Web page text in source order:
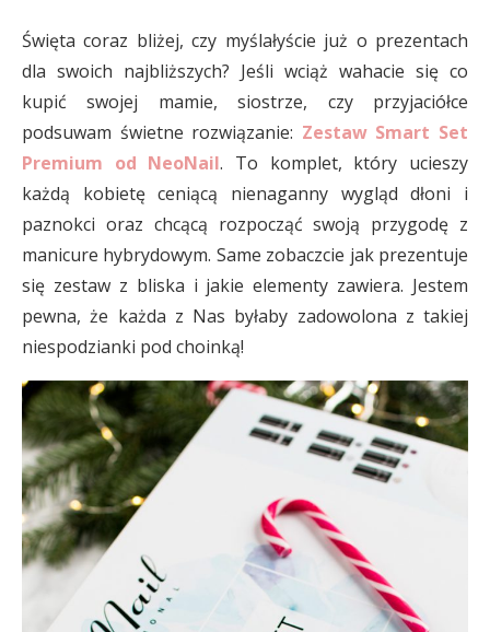
Święta coraz bliżej, czy myślałyście już o prezentach
dla swoich najbliższych? Jeśli wciąż wahacie się co
kupić swojej mamie, siostrze, czy przyjaciółce
podsuwam świetne rozwiązanie: Zestaw Smart Set
Premium od NeoNail. To komplet, który ucieszy
każdą kobietę ceniącą nienaganny wygląd dłoni i
paznokci oraz chcącą rozpocząć swoją przygodę z
manicure hybrydowym. Same zobaczcie jak prezentuje
się zestaw z bliska i jakie elementy zawiera. Jestem
pewna, że każda z Nas byłaby zadowolona z takiej
niespodzianki pod choinką!